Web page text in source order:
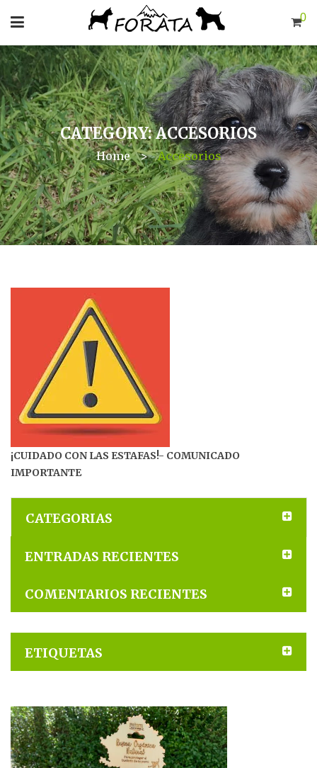
0
CATEGORY: ACCESORIOS
Home > Accesorios
¡CUIDADO CON LAS ESTAFAS!- COMUNICADO
IMPORTANTE
CATEGORIAS
ENTRADAS RECIENTES
COMENTARIOS RECIENTES
ETIQUETAS